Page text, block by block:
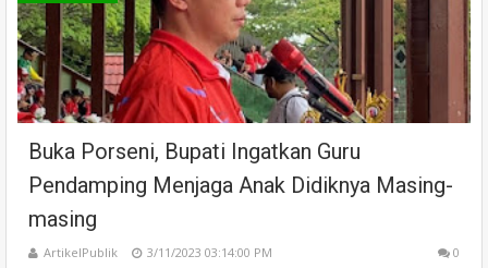
Buka Porseni, Bupati Ingatkan Guru
Pendamping Menjaga Anak Didiknya Masing-
masing
ArtikelPublik 3/11/2023 03:14:00 PM 0